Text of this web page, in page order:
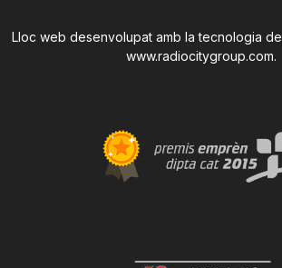
Lloc web desenvolupat amb la tecnologia de
www.radiocitygroup.com.